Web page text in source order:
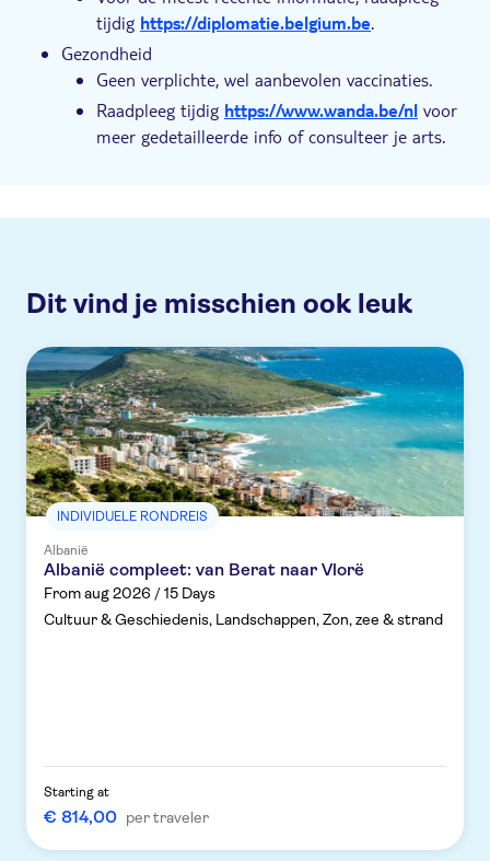
tijdig https://diplomatie.belgium.be.
Gezondheid
Geen verplichte, wel aanbevolen vaccinaties.
Raadpleeg tijdig https://www.wanda.be/nl voor
meer gedetailleerde info of consulteer je arts.
Dit vind je misschien ook leuk
INDIVIDUELE RONDREIS
Albanië
Albanië compleet: van Berat naar Vlorë
From aug 2026 / 15 Days
Cultuur & Geschiedenis, Landschappen, Zon, zee & strand
Starting at
€ 814,00 per traveler